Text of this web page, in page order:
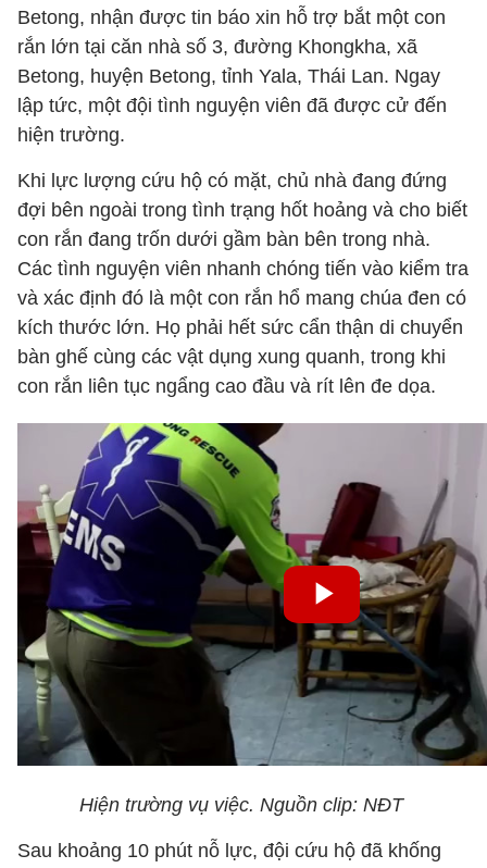
Betong, nhận được tin báo xin hỗ trợ bắt một con
rắn lớn tại căn nhà số 3, đường Khongkha, xã
Betong, huyện Betong, tỉnh Yala, Thái Lan. Ngay
lập tức, một đội tình nguyện viên đã được cử đến
hiện trường.
Khi lực lượng cứu hộ có mặt, chủ nhà đang đứng
đợi bên ngoài trong tình trạng hốt hoảng và cho biết
con rắn đang trốn dưới gầm bàn bên trong nhà.
Các tình nguyện viên nhanh chóng tiến vào kiểm tra
và xác định đó là một con rắn hổ mang chúa đen có
kích thước lớn. Họ phải hết sức cẩn thận di chuyển
bàn ghế cùng các vật dụng xung quanh, trong khi
con rắn liên tục ngẩng cao đầu và rít lên đe dọa.
Hiện trường vụ việc. Nguồn clip: NĐT
Sau khoảng 10 phút nỗ lực, đội cứu hộ đã khống